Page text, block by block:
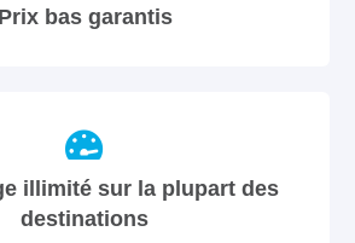
Prix bas garantis
illimité sur la plupart des
destinations